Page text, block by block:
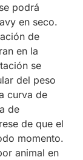
podrá
en seco.
de
en la
se
del peso
curva de
de
de que el
momento.
animal en